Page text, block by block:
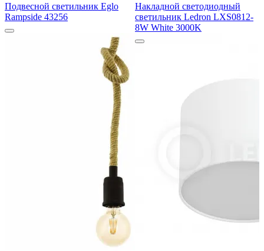
Подвесной светильник Eglo
Rampside 43256
Накладной светодиодный
светильник Ledron LXS0812-
8W White 3000K